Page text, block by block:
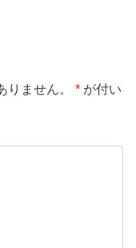
りません。 * が付い